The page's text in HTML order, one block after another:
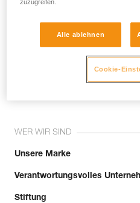
Tritt der
WER WIR SIND
Unsere Marke
Verantwortungsvolles
Stiftung
zuzugreifen.
Alle ablehnen
Cookie-